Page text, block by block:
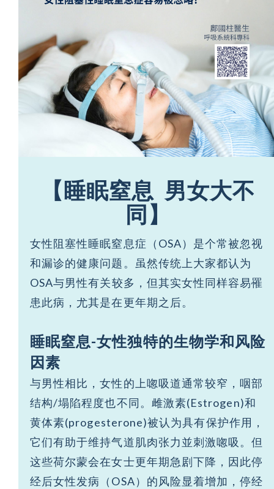
【睡眠窒息 男女大不
同】
女性阻塞性睡眠窒息症（OSA）是个常被忽视
和漏诊的健康问题。虽然传统上大家都认为
OSA与男性有关较多，但其实女性同样容易罹
患此病，尤其是在更年期之后。
睡眠窒息-女性独特的生物学和风险
因素
与男性相比，女性的上唿吸道通常较窄，咽部
结构/塌陷程度也不同。雌激素(Estrogen)和
黄体素(progesterone)被认为具有保护作用，
它们有助于维持气道肌肉张力並刺激唿吸。但
这些荷尔蒙会在女士更年期急剧下降，因此停
经后女性发病（OSA）的风险显着增加，停经